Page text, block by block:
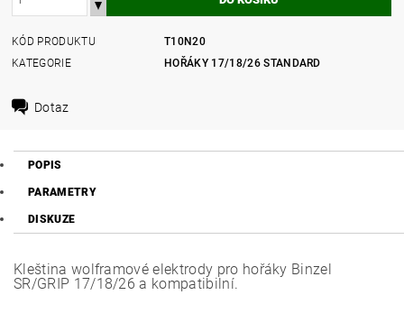
KÓD PRODUKTU
T10N20
KATEGORIE
HOŘÁKY 17/18/26 STANDARD
Dotaz
POPIS
PARAMETRY
DISKUZE
Kleština wolframové elektrody pro hořáky Binzel
SR/GRIP 17/18/26 a kompatibilní.